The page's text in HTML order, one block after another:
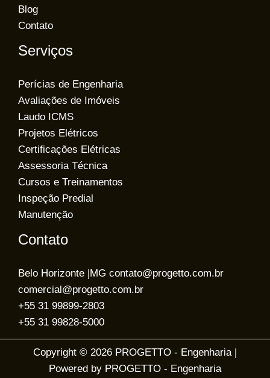
Blog
Contato
Serviços
Perícias de Engenharia
Avaliações de Imóveis
Laudo ICMS
Projetos Elétricos
Certificações Elétricas
Assessoria Técnica
Cursos e Treinamentos
Inspeção Predial
Manutenção
Contato
Belo Horizonte |MG contato@progetto.com.br
comercial@progetto.com.br
+55 31 99899-2803
+55 31 99828-5000
Copyright © 2026 PROGETTO - Engenharia |
Powered by PROGETTO - Engenharia